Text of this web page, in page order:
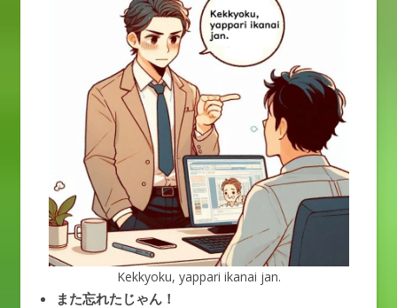
Kekkyoku, yappari ikanai jan.
また忘れたじゃん！